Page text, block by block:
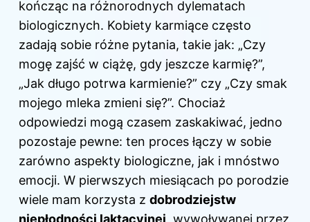
kończąc na różnorodnych dylematach
biologicznych. Kobiety karmiące często
zadają sobie różne pytania, takie jak: „Czy
mogę zajść w ciążę, gdy jeszcze karmię?”,
„Jak długo potrwa karmienie?” czy „Czy smak
mojego mleka zmieni się?”. Chociaż
odpowiedzi mogą czasem zaskakiwać, jedno
pozostaje pewne: ten proces łączy w sobie
zarówno aspekty biologiczne, jak i mnóstwo
emocji. W pierwszych miesiącach po porodzie
wiele mam korzysta z dobrodziejstw
niepłodności laktacyjnej , wywoływanej przez